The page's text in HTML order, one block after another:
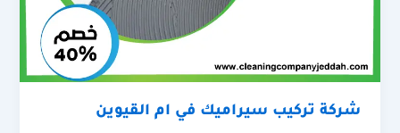
شركة تركيب سيراميك في ام القيوين